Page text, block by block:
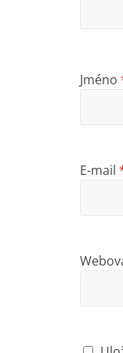
Jméno
E-mail